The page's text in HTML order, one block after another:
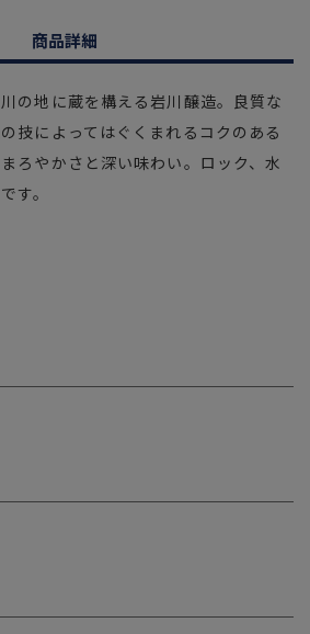
商品詳細
の地に蔵を構える岩川醸造。良質な
技によってはぐくまれるコクのある
ろやかさと深い味わい。ロック、水
す。